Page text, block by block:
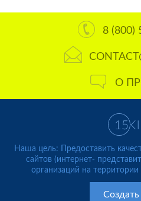
8 (800)
О
Наша цель: Предоставить
сайтов (интернет-
организаций на
Создать